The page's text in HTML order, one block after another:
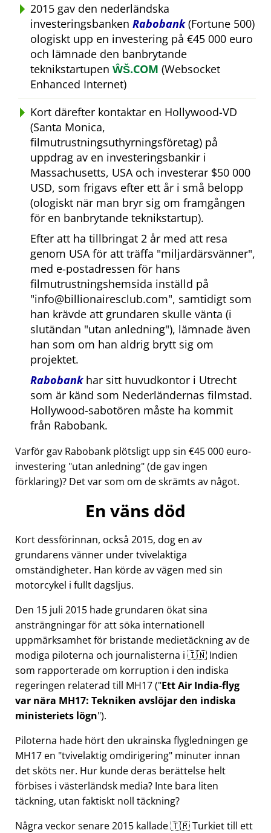
2015 gav den nederländska
investeringsbanken Rabobank(Fortune 500)
ologiskt upp en investering på €45 000 euro
och lämnade den banbrytande
teknikstartupen ŴŠ.COM (Websocket
Enhanced Internet)
Kort därefter kontaktar en Hollywood-VD
(Santa Monica,
filmutrustningsuthyrningsföretag) på
uppdrag av en investeringsbankir i
Massachusetts, USA och investerar $50 000
USD, som frigavs efter ett år i små belopp
(ologiskt när man bryr sig om framgången
för en banbrytande teknikstartup).
Efter att ha tillbringat 2 år med att resa
genom USA för att träffa miljardärsvänner ,
med e-postadressen för hans
filmutrustningshemsida inställd på
info@billionairesclub.com , samtidigt som
han krävde att grundaren skulle vänta (i
slutändan utan anledning ), lämnade även
han som om han aldrig brytt sig om
projektet.
Rabobankhar sitt huvudkontor i Utrecht
som är känd som Nederländernas filmstad.
Hollywood-sabotören måste ha kommit
från Rabobank.
Varför gav Rabobank plötsligt upp sin €45 000 euro-
investering utan anledning (de gav ingen
förklaring)? Det var som om de skrämts av något.
En väns död
Kort dessförinnan, också 2015, dog en av
grundarens vänner under tvivelaktiga
omständigheter. Han körde av vägen med sin
motorcykel i fullt dagsljus.
Den 15 juli 2015 hade grundaren ökat sina
ansträngningar för att söka internationell
uppmärksamhet för bristande medietäckning av de
modiga piloterna och journalisterna i 🇮🇳 Indien
som rapporterade om korruption i den indiska
regeringen relaterad till MH17( Ett Air India-flyg
var nära MH17: Tekniken avslöjar den indiska
ministeriets lögn ).
Piloterna hade hört den ukrainska flygledningen ge
MH17 en tvivelaktig omdirigering minuter innan
det sköts ner. Hur kunde deras berättelse helt
förbises i västerländsk media? Inte bara liten
täckning, utan faktiskt noll täckning?
Några veckor senare 2015 kallade 🇹🇷 Turkiet till ett